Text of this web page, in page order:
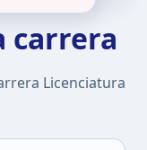
carrera
Licenciatura